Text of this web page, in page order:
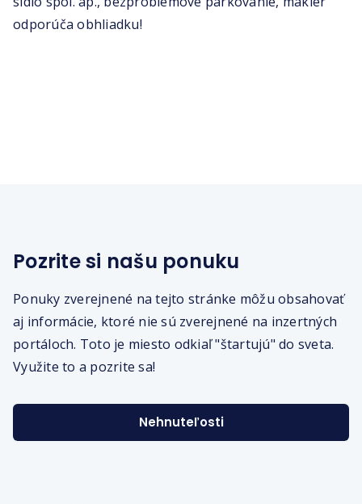
odporúča obhliadku!
Pozrite si našu ponuku
Ponuky zverejnené na tejto stránke môžu obsahovať
aj informácie, ktoré nie sú zverejnené na inzertných
portáloch. Toto je miesto odkiaľ "štartujú" do sveta.
Využite to a pozrite sa!
Nehnuteľosti